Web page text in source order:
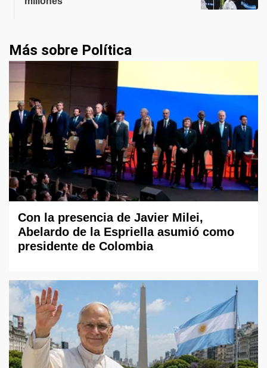
Más sobre Política
Con la presencia de Javier Milei,
Abelardo de la Espriella asumió como
presidente de Colombia